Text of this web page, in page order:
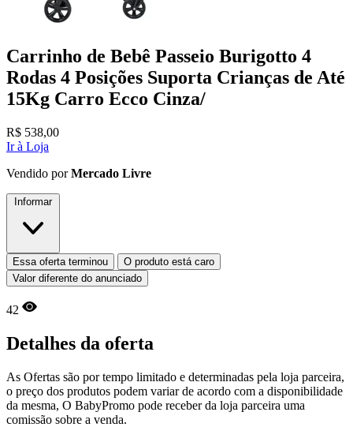
Carrinho de Bebê Passeio Burigotto 4
Rodas 4 Posições Suporta Crianças de Até
15Kg Carro Ecco Cinza/
R$ 538,00
Ir à Loja
Vendido porMercado Livre
Informar
Essa oferta terminou
O produto está caro
Valor diferente do anunciado
42
Detalhes da oferta
As Ofertas são por tempo limitado e determinadas pela loja parceira,
o preço dos produtos podem variar de acordo com a disponibilidade
da mesma, O BabyPromo pode receber da loja parceira uma
comissão sobre a venda.